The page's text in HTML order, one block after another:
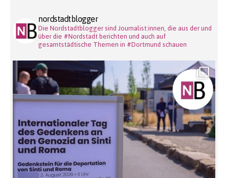
nordstadtblogger
Die Nordstadtblogger sind Journalist:innen, die aus der und
über die #Nordstadt berichten und auch auf
gesamtstädtische Themen in #Dortmund schauen